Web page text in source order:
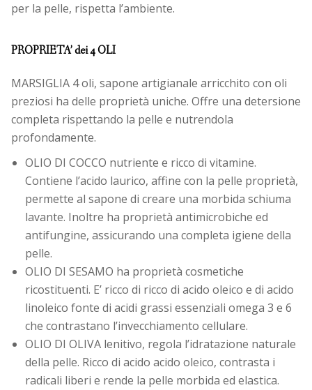
per la pelle, rispetta l’ambiente.
PROPRIETA’ dei 4 OLI
MARSIGLIA 4 oli, sapone artigianale arricchito con oli
preziosi ha delle proprietà uniche. Offre una detersione
completa rispettando la pelle e nutrendola
profondamente.
OLIO DI COCCO nutriente e ricco di vitamine.
Contiene l’acido laurico, affine con la pelle proprietà,
permette al sapone di creare una morbida schiuma
lavante. Inoltre ha proprietà antimicrobiche ed
antifungine, assicurando una completa igiene della
pelle.
OLIO DI SESAMO ha proprietà cosmetiche
ricostituenti. E’ ricco di ricco di acido oleico e di acido
linoleico fonte di acidi grassi essenziali omega 3 e 6
che contrastano l’invecchiamento cellulare.
OLIO DI OLIVA lenitivo, regola l’idratazione naturale
della pelle. Ricco di acido acido oleico, contrasta i
radicali liberi e rende la pelle morbida ed elastica.